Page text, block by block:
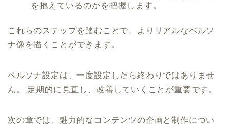
を抱えているのかを把握します。
これらのステップを踏むことで、よりリアルなペルソ
ナ像を描くことができます。
ペルソナ設定は、一度設定したら終わりではありませ
ん。 定期的に見直し、改善していくことが重要です。
次の章では、魅力的なコンテンツの企画と制作につい